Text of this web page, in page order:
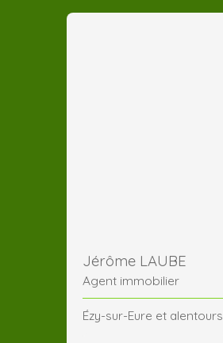
Jérôme LAUBE
Agent immobilier
Ézy-sur-Eure et alentours